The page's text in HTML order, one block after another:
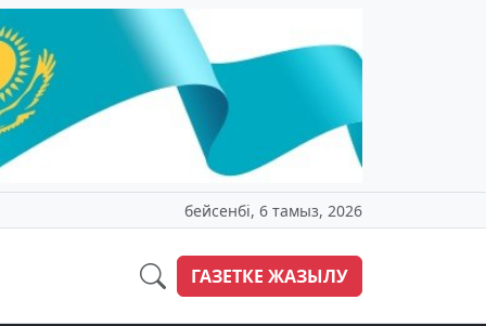
бейсенбі, 6 тамыз, 2026
ГАЗЕТКЕ ЖАЗЫЛУ